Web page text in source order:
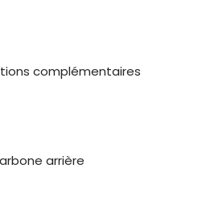
complémentaires
arrière